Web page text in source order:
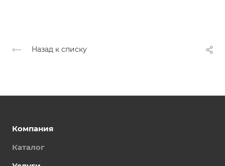
Назад к списку
Компания
Каталог